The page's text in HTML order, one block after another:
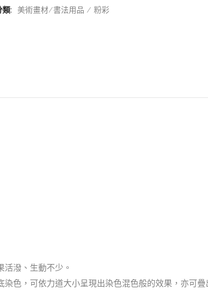
類: 美術畫材/書法用品 粉彩
潑、生動不少。
色，可依力道大小呈現出染色混色般的效果，亦可